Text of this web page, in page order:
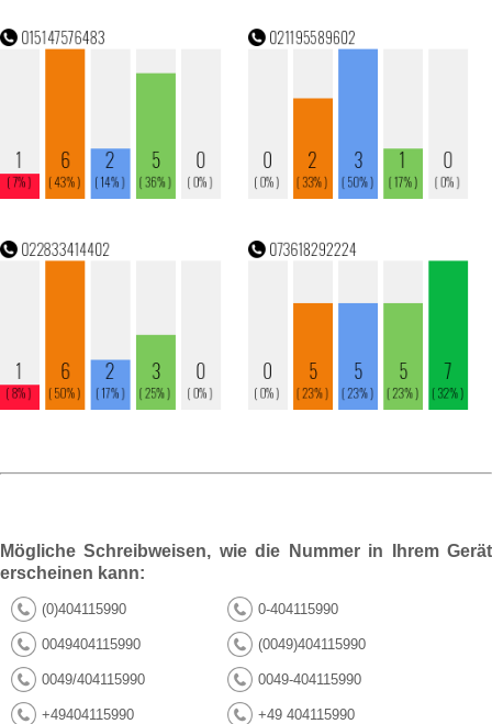
Mögliche Schreibweisen, wie die Nummer in Ihrem Gerät
erscheinen kann:
(0)404115990 0-404115990
0049404115990 (0049)404115990
0049/404115990 0049-404115990
+49404115990 +49 404115990